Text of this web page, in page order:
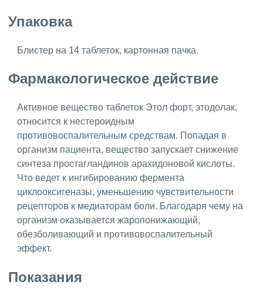
Упаковка
Блистер на 14 таблеток, картонная пачка.
Фармакологическое действие
Активное вещество таблеток Этол форт, этодолак,
относится к нестероидным
противовоспалительным средствам. Попадая в
организм пациента, вещество запускает снижение
синтеза простагландинов арахидоновой кислоты.
Что ведет к ингибированию фермента
циклооксигеназы, уменьшению чувствительности
рецепторов к медиаторам боли. Благодаря чему на
организм оказывается жаропонижающий,
обезболивающий и противовоспалительный
эффект.
Показания